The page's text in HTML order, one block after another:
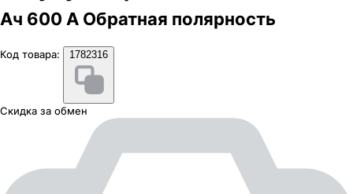
Ач 600 А Обратная полярность
Код товара: 1782316
Скидка за обмен